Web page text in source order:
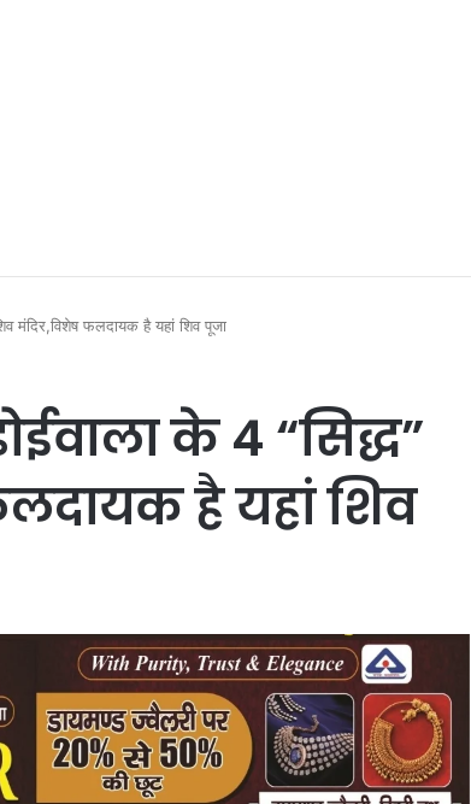
मंदिर,विशेष फलदायक है यहां शिव पूजा
के 4 “सिद्ध”
है यहां शिव